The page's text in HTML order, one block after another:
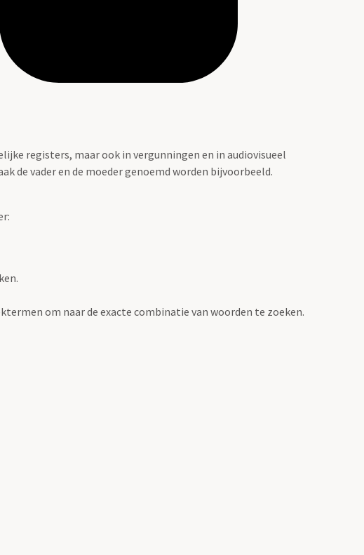
registers, maar ook in vergunningen en in audiovisueel
de vader en de moeder genoemd worden bijvoorbeeld.
om naar de exacte combinatie van woorden te zoeken.